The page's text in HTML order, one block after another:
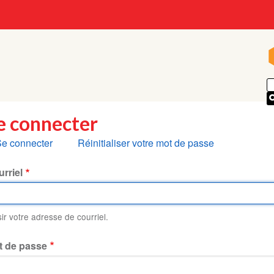
connecter
connecter Réinitialiser votre mot de passe
votre adresse de courriel.
de passe